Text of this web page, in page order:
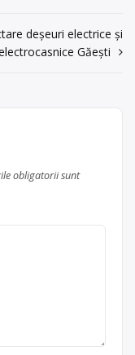
deșeuri electrice și
Găești
obligatorii sunt